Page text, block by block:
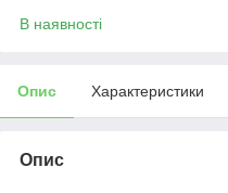
В наявності
Опис Характеристики
Опис